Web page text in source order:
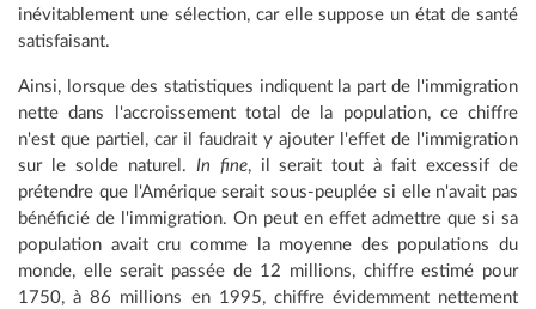
inévitablement une sélection, car elle suppose un état de santé
satisfaisant.
Ainsi, lorsque des statistiques indiquent la part de l'immigration
nette dans l'accroissement total de la population, ce chiffre
n'est que partiel, car il faudrait y ajouter l'effet de l'immigration
sur le solde naturel. In fine, il serait tout à fait excessif de
prétendre que l'Amérique serait sous-peuplée si elle n'avait pas
bénéficié de l'immigration. On peut en effet admettre que si sa
population avait cru comme la moyenne des populations du
monde, elle serait passée de 12 millions, chiffre estimé pour
1750, à 86 millions en 1995, chiffre évidemment nettement